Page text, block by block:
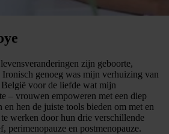
zijn geboorte,
genoeg was mijn verhuizing van
België voor de liefde wat mijn
– vrouwen empoweren met een diep
hen de juiste tools bieden om met en
werken door hun drie verschillende
perimenopauze en postmenopauze.